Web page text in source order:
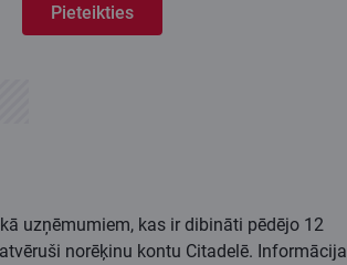
Pieteikties
uzņēmumiem, kas ir dibināti pēdējo 12
norēķinu kontu Citadelē. Informācija